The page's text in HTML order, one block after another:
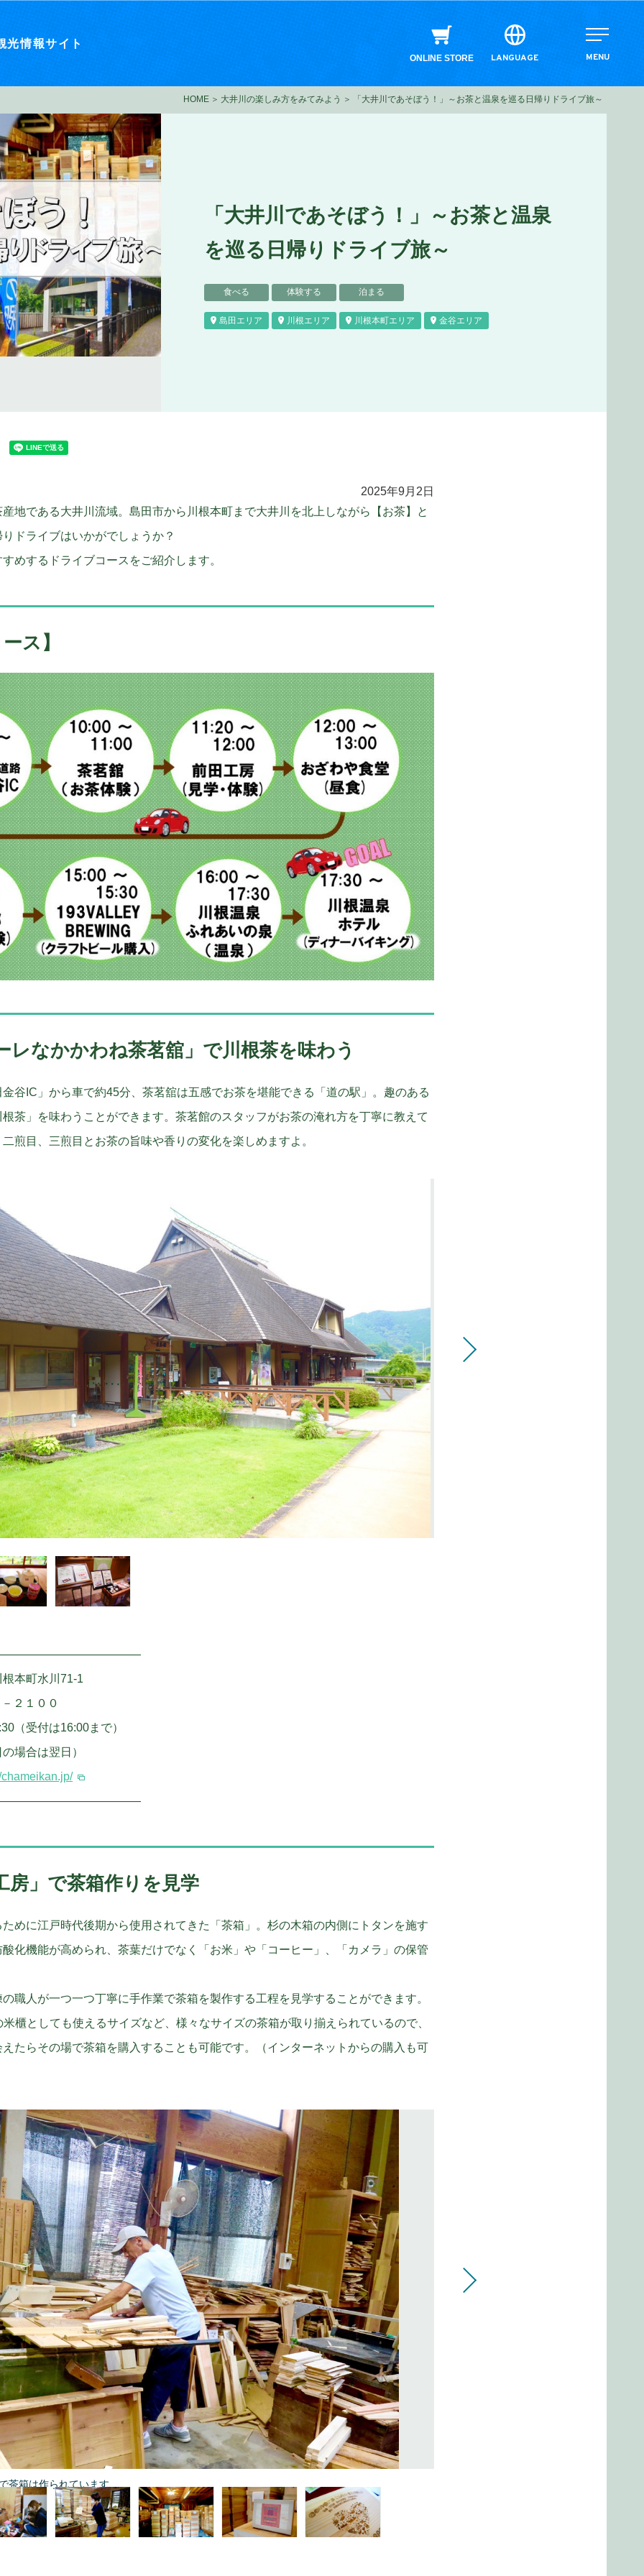
光情報サイト
ONLINE STORE LANGUAGE MENU
HOME 大井川の楽しみ方をみてみよう 「大井川であそぼう！」～お茶と温泉を巡る日帰りドライブ旅～
「大井川であそぼう！」～お茶と温泉
を巡る日帰りドライブ旅～
食べる 体験する 泊まる
島田エリア 川根エリア 川根本町エリア 金谷エリア
2025年9月2日
地である大井川流域。島田市から川根本町まで大井川を北上しながら【お茶】と
ドライブはいかがでしょうか？
めするドライブコースをご紹介します。
ス】
レなかかわね茶茗舘」で川根茶を味わう
谷IC」から車で約45分、茶茗舘は五感でお茶を堪能できる「道の駅」。趣のある
茶」を味わうことができます。茶茗館のスタッフがお茶の淹れ方を丁寧に教えて
煎目、三煎目とお茶の旨味や香りの変化を楽しめますよ。
本町水川71-1
２１００
（受付は16:00まで）
場合は翌日）
房」で茶箱作りを見学
めに江戸時代後期から使用されてきた「茶箱」。杉の木箱の内側にトタンを施す
化機能が高められ、茶葉だけでなく「お米」や「コーヒー」、「カメラ」の保管
職人が一つ一つ丁寧に手作業で茶箱を製作する工程を見学することができます。
櫃としても使えるサイズなど、様々なサイズの茶箱が取り揃えられているので、
たらその場で茶箱を購入することも可能です。（インターネットからの購入も可
茶箱は作られています